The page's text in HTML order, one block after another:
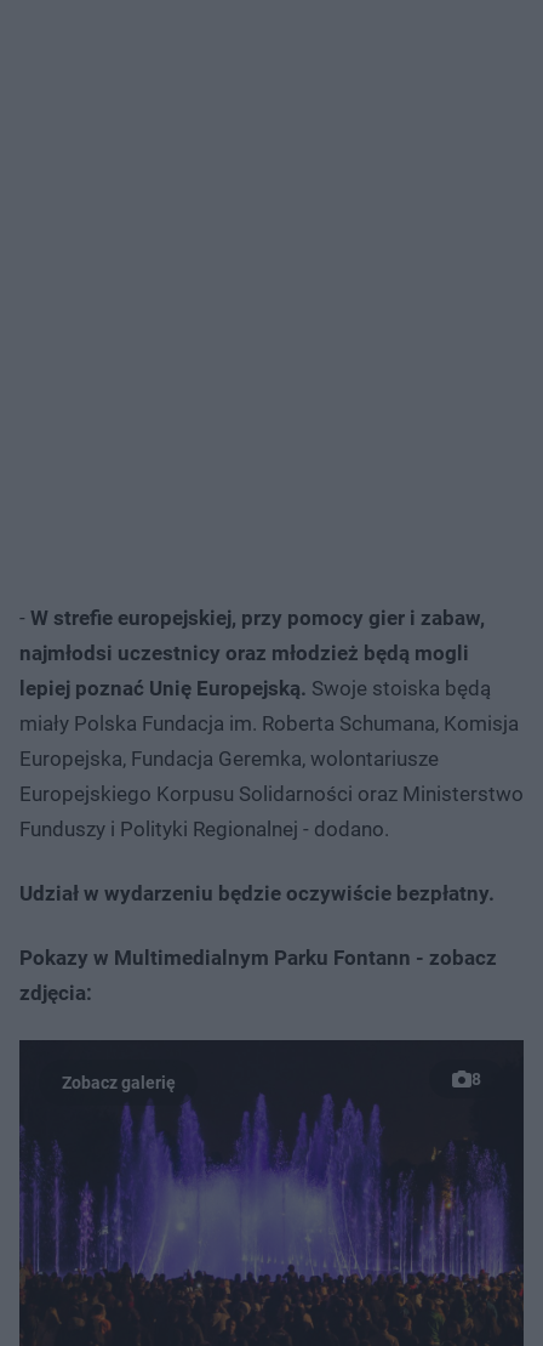
- W strefie europejskiej, przy pomocy gier i zabaw,
najmłodsi uczestnicy oraz młodzież będą mogli
lepiej poznać Unię Europejską. Swoje stoiska będą
miały Polska Fundacja im. Roberta Schumana, Komisja
Europejska, Fundacja Geremka, wolontariusze
Europejskiego Korpusu Solidarności oraz Ministerstwo
Funduszy i Polityki Regionalnej - dodano.
Udział w wydarzeniu będzie oczywiście bezpłatny.
Pokazy w Multimedialnym Parku Fontann - zobacz
zdjęcia:
8